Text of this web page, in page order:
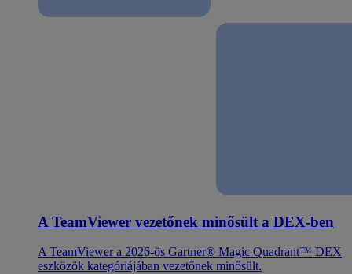
A TeamViewer vezetőnek minősült a DEX-ben
A TeamViewer a 2026-ös Gartner® Magic Quadrant™ DEX
eszközök kategóriájában vezetőnek minősült.